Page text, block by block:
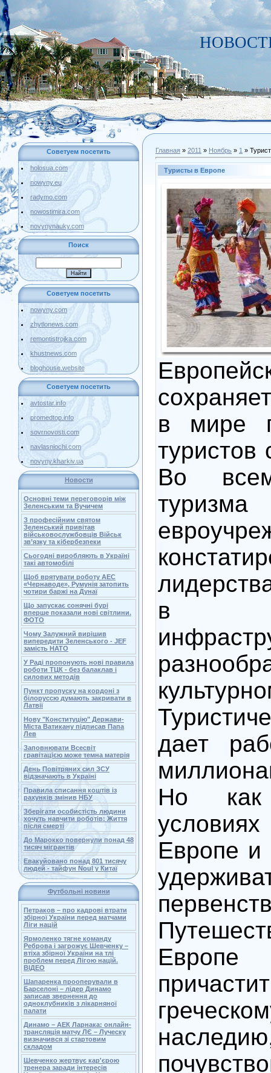
Советуем посетить
holosua.com
nowyny.eu
radymo.com
nowostimira.com
novynynauky.com
Поиск
Советуем посетить
nowyny.com
zhytlonews.com
remontistrojka.com
khustnews.com
bloghouse.website
Советуем посетить
avtostar.info
promedtop.info
sovrnovosti.com
navlasniochi.com
novyny.kharkiv.ua
Новости
Основні теми переговорів між
Зеленським та Вучичем
З професійним святом
Зеленський привітав
військовослужбовців Військ
зв’язку та кібербезпеки
Сьогодні виробляють в Україні
такі автомобілі
Щоб врятувати роботу АЕС
«Чернаводе», Румунія затопить
чотири баржі на Дунаї
Що запускає сонячні бурі
вперше показали нові світлини.
ФОТО
Чому Залужний вирішив
випередити Зеленського - JEF
замість НАТО
У Раді пропонують нові правила
роботи ТЦК - без балаклав і
силових методів
Пункт пропуску на кордоні з
білоруссю думають закривати в
Латвії
Нову "Конституцію" Держави-
Міста Ватикану підписав Папа
Лев
Заповнювати Всесвіт
гравітацією може темна матерія
День Повітряних сил ЗСУ
відзначають в Україні
Правила списання коштів із
рахунків змінив НБУ
Зберігати особистість людини
хочуть навчити роботів: Життя
після смерті
До Марокко повернули понад 48
тисяч мігрантів
Евакуйовано понад 801 тисячу
людей - тайфун Noul у Китаї
Футбольні новини
Петраков – про кадрові втрати
збірної України перед матчами
Ліги націй
Ярмоленко тягне команду
Реброва і загрожує Шевченку –
втіха збірної України на тлі
проблем перед Лігою націй.
ВІДЕО
Шапаренка прооперували в
Барселоні – лідер Динамо
записав звернення до
одноклубників з лікарняної
палати
Динамо – АЕК Ларнака: онлайн-
трансляція матчу ЛЄ – Луческу
визначився зі стартовим
складом
Шевченко жертвує кар'єрою
тренера заради інтересів
Главная » 2011 » Ноябрь » 1 »
Туристы в Европе
в мире
туристов
Во
туризма
в
дает
Но
условиях
Европе